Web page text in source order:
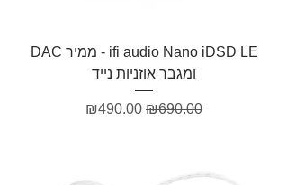
ifi audio Nano iDSD LE - ממיר DAC
ומגבר אוזניות נייד
מחיר רגיל
₪690.00 מחיר מבצע
₪490.00